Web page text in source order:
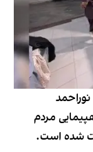
مردم
شده است.